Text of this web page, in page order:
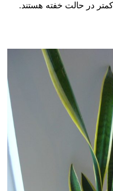
در حالت خفته هستند.